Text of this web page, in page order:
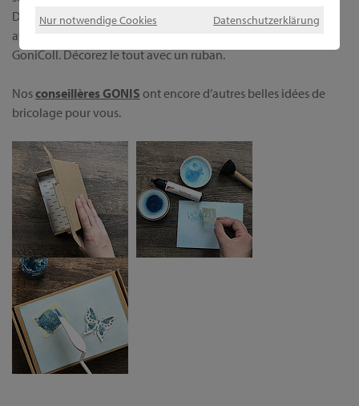
Nur notwendige Cookies Datenschutzerklärung
Designkarton sur le carton avec RubbelColl. Créez un papillon
avec la perforatrice papillon et fixez avec des points adhésifs
GoniColl. Décorez le tout avec un ruban.
Nosconseillères GONIS ont encore d’autres belles idées de
bricolage pour vous.